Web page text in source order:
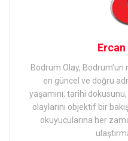
Bodrum Olay, Bodrum'un
en güncel ve doğru
yaşamını, tarihi
olaylarını objektif bir
okuyucularına her